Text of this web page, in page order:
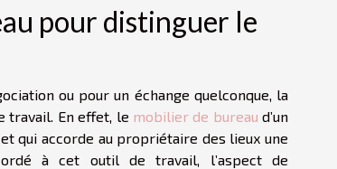
pour distinguer le
ou pour un échange quelconque, la
travail. En effet, le mobilier de bureau d’un
qui accorde au propriétaire des lieux une
à cet outil de travail, l’aspect de